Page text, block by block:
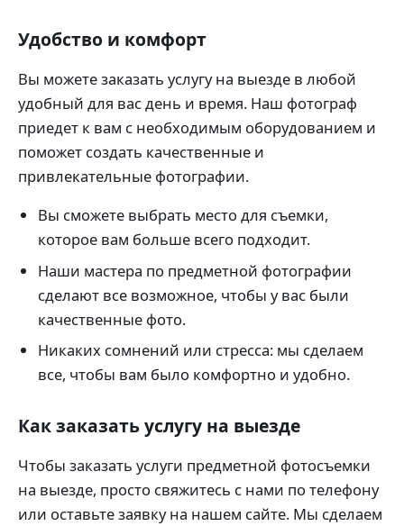
Удобство и комфорт
Вы можете заказать услугу на выезде в любой
удобный для вас день и время. Наш фотограф
приедет к вам с необходимым оборудованием и
поможет создать качественные и
привлекательные фотографии.
Вы сможете выбрать место для съемки,
которое вам больше всего подходит.
Наши мастера по предметной фотографии
сделают все возможное, чтобы у вас были
качественные фото.
Никаких сомнений или стресса: мы сделаем
все, чтобы вам было комфортно и удобно.
Как заказать услугу на выезде
Чтобы заказать услуги предметной фотосъемки
на выезде, просто свяжитесь с нами по телефону
или оставьте заявку на нашем сайте. Мы сделаем